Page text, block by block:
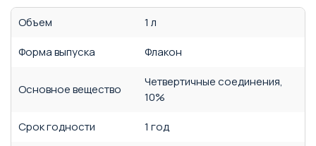
Объем
1 л
Форма выпуска
Флакон
Основное вещество
Четвертичные соединения,
10%
Срок годности
1 год